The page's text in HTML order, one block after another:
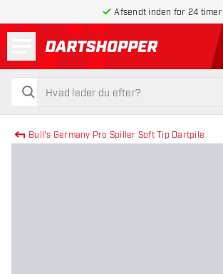
Afsendt inden for 24 timer
tilbage til forsiden
søg
søg
Bull's Germany Pro Spiller Soft Tip Dartpile